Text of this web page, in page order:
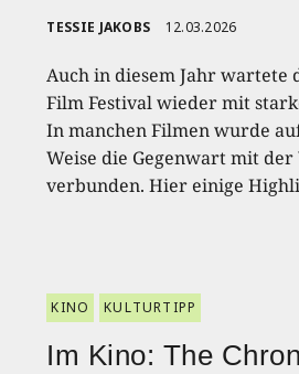
TESSIE JAKOBS 12.03.2026
Auch in diesem Jahr wartete
Film Festival wieder mit
In manchen Filmen wurde
Weise die Gegenwart mit
verbunden. Hier einige
KINO KULTURTIPP
Im Kino: The